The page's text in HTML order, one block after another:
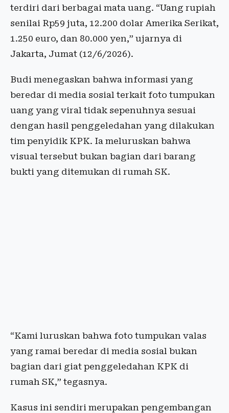
terdiri dari berbagai mata uang. “Uang rupiah
senilai Rp59 juta, 12.200 dolar Amerika Serikat,
1.250 euro, dan 80.000 yen,” ujarnya di
Jakarta, Jumat (12/6/2026).
Budi menegaskan bahwa informasi yang
beredar di media sosial terkait foto tumpukan
uang yang viral tidak sepenuhnya sesuai
dengan hasil penggeledahan yang dilakukan
tim penyidik KPK. Ia meluruskan bahwa
visual tersebut bukan bagian dari barang
bukti yang ditemukan di rumah SK.
“Kami luruskan bahwa foto tumpukan valas
yang ramai beredar di media sosial bukan
bagian dari giat penggeledahan KPK di
rumah SK,” tegasnya.
Kasus ini sendiri merupakan pengembangan